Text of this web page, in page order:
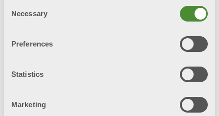
Selection
Necessary
Preferences
Statistics
Marketing